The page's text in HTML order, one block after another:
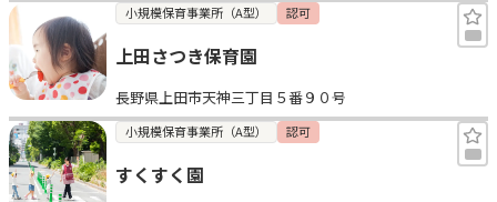
小規模保育事業所（A型） 認可
上田さつき保育園
長野県上田市天神三丁目５番９０号
小規模保育事業所（A型） 認可
すくすく園